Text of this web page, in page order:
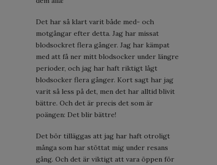
Det har så klart varit både med- och
motgångar efter detta. Jag har missat
blodsockret flera gånger. Jag har kämpat
med att få ner mitt blodsocker under längre
perioder, och jag har haft riktigt lågt
blodsocker flera gånger. Kort sagt har jag
varit så less på det, men det har alltid blivit
bättre. Och det är precis det som är
poängen: Det blir bättre!
Det bör tilläggas att jag har haft otroligt
många som har stöttat mig under resans
gång. Och det är viktigt att vara öppen för